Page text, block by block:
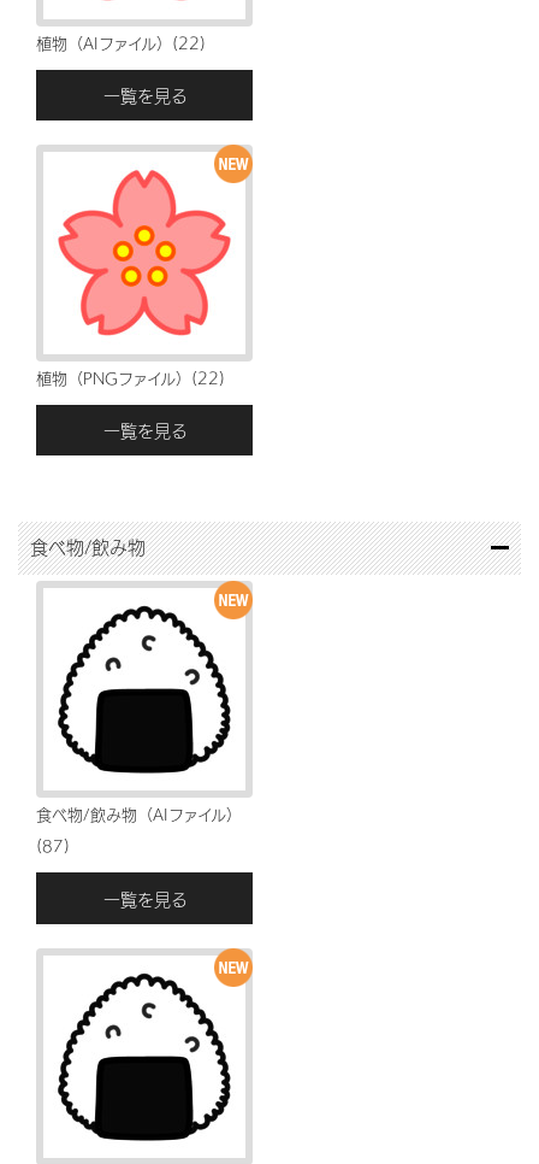
植物（AIファイル）(22)
一覧を見る
植物（PNGファイル）(22)
一覧を見る
食べ物/飲み物
食べ物/飲み物（AIファイル）
(87)
一覧を見る